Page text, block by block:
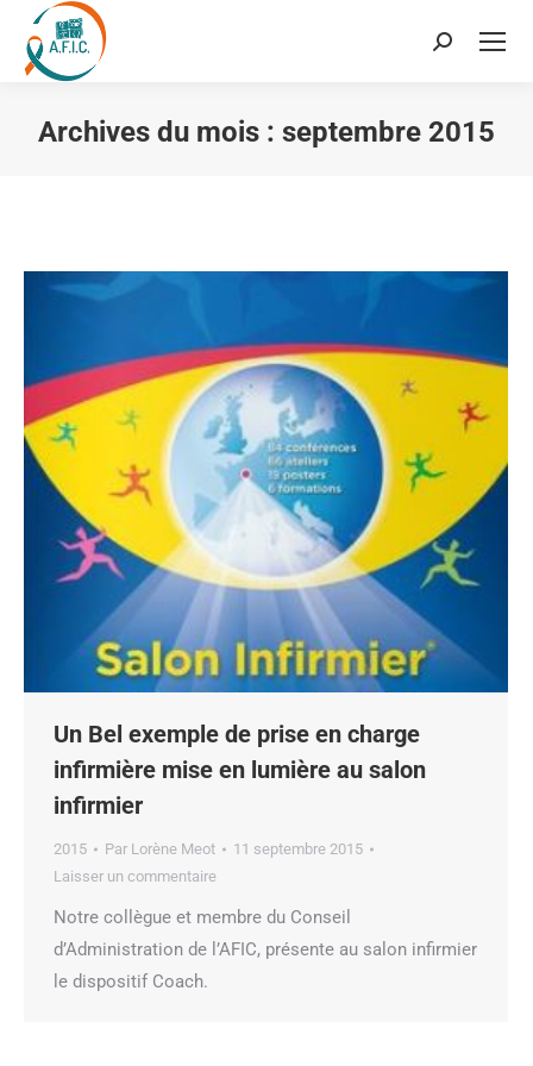
Recherche
Archives du mois : septembre 2015
Un Bel exemple de prise en charge
infirmière mise en lumière au salon
infirmier
2015 Par Lorène Meot
11 septembre 2015
Laisser un commentaire
Notre collègue et membre du Conseil
d’Administration de l’AFIC, présente au salon infirmier
le dispositif Coach.